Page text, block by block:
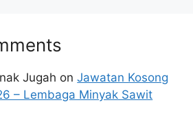
Keutamaan.
Mekanikal, Elektrik,
yang berkaitan dengan
TUDM.
Jugah onJawatan Kosong
– Lembaga Minyak Sawit